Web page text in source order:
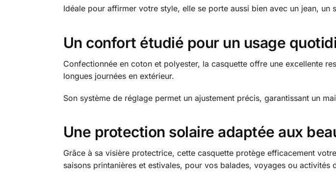
Idéale pour affirmer votre style, elle se porte aussi bien avec un jean, un
Un confort étudié pour un usage
Confectionnée en coton et polyester, la casquette offre une excellente
longues journées en extérieur.
Son système de réglage permet un ajustement précis, garantissant un
Une protection solaire adaptée aux
Grâce à sa visière protectrice, cette casquette protège efficacement
saisons printanières et estivales, pour vos balades, voyages ou activités